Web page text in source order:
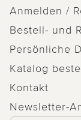
Anmelden /
Bestell- und
Persönliche
Katalog
Kontakt
Newsletter-